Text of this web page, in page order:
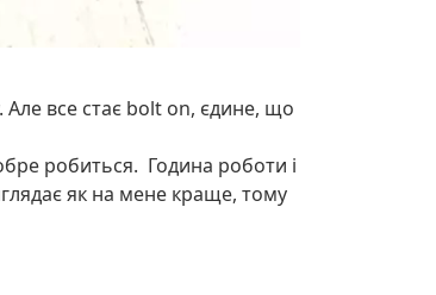
Але все стає bolt on, єдине, що
робиться. Година роботи і
як на мене краще, тому